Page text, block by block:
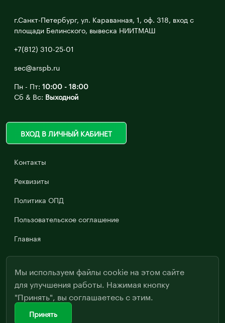
г.Санкт-Петербург, ул. Караванная, 1, оф. 318, вход с
площади Белинского, вывеска НИИТМАШ
+7(812) 310-25-01
sec@arspb.ru
Пн - Пт: 10:00 - 18:00
Сб & Вс: Выходной
ВХОД В ЛИЧНЫЙ КАБИНЕТ
Контакты
Реквизиты
Политика ОПД
Пользовательское соглашение
Главная
Мы используем файлы cookie на этом сайте
для улучшения работы. Нажимая кнопку
"Принять", вы соглашаетесь с этим.
Принять